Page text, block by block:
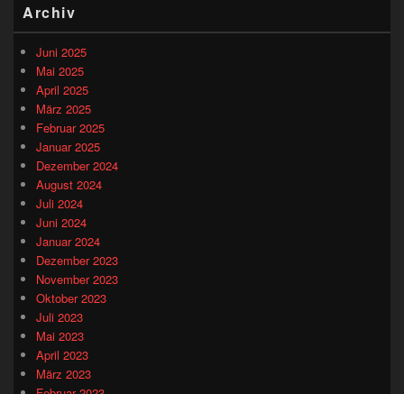
Seitenleisten-
Widgetbereich
Archiv
Juni 2025
Mai 2025
April 2025
März 2025
Februar 2025
Januar 2025
Dezember 2024
August 2024
Juli 2024
Juni 2024
Januar 2024
Dezember 2023
November 2023
Oktober 2023
Juli 2023
Mai 2023
April 2023
März 2023